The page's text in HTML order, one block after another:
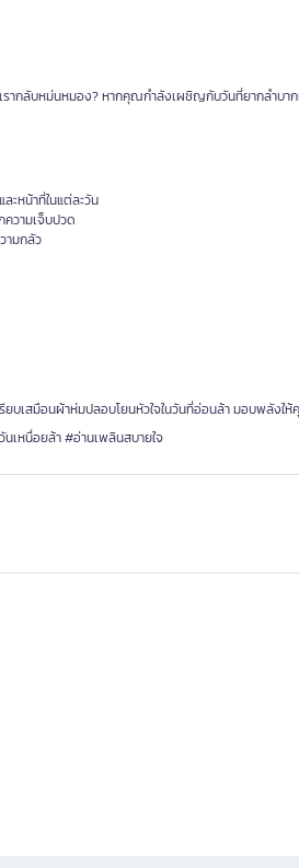
ากลับหม่นหมอง? หากคุณกำลังเผชิญกับวันที่ยากลำบา
ะหน้าที่ในแต่ละวัน
วามเจ็บปวด
ามกลัว
ยบเสมือนผ้าห่มปลอบโยนหัวใจในวันที่อ่อนล้า มอบพลังใ
เหนื่อยล้า #อ่านเพลินสบายใจ